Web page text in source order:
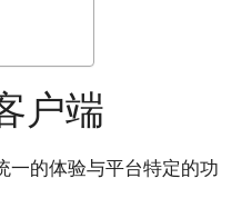
户端
一的体验与平台特定的功